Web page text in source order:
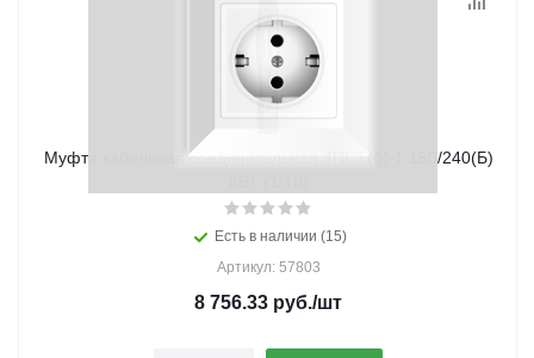
Муфта кабельная соединительная 4ПСТ(б)-1 150/240(Б)
Есть в наличии (15)
Артикул: 57803
8 756.33 руб./шт